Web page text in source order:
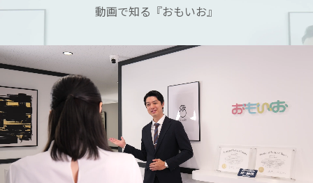
動画で知る『おもいお』